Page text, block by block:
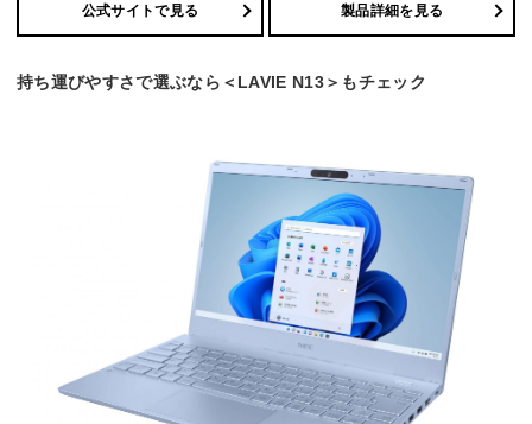
公式サイトで見る 製品詳細を見る
持ち運びやすさで選ぶなら＜LAVIE N13＞もチェック